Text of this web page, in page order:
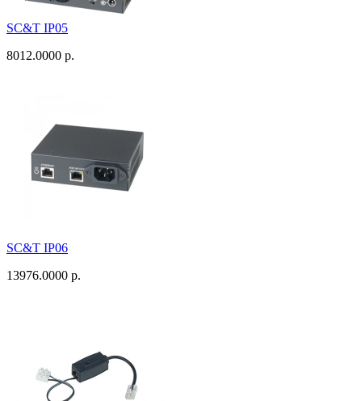
SC&T IP05
8012.0000 р.
SC&T IP06
13976.0000 р.